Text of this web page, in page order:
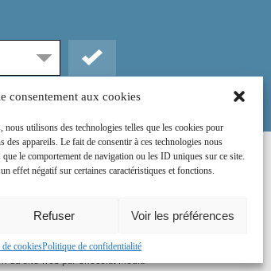
consentement aux cookies
utilisons des technologies telles que les cookies pour
des appareils. Le fait de consentir à ces technologies nous
que le comportement de navigation ou les ID uniques sur ce site.
effet négatif sur certaines caractéristiques et fonctions.
Refuser Voir les préférences
cookiesPolitique de confidentialité
nous sur :
du site web parChocolat Média